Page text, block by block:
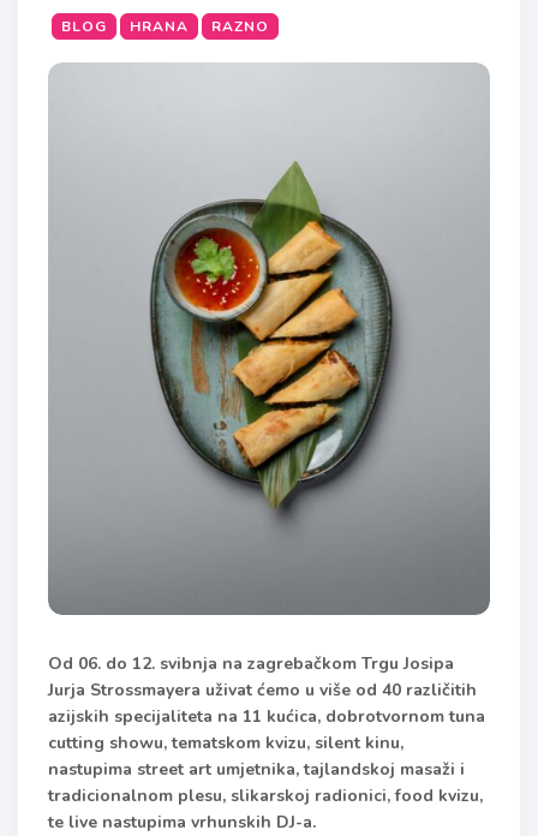
BLOG HRANA RAZNO
Od 06. do 12. svibnja na zagrebačkom Trgu Josipa
Jurja Strossmayera uživat ćemo u više od 40 različitih
azijskih specijaliteta na 11 kućica, dobrotvornom tuna
cutting showu, tematskom kvizu, silent kinu,
nastupima street art umjetnika, tajlandskoj masaži i
tradicionalnom plesu, slikarskoj radionici, food kvizu,
te live nastupima vrhunskih DJ-a.